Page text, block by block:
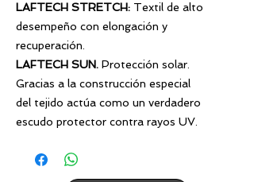
LAFTECH STRETCH: Textil de alto
desempeño con elongación y
recuperación.
LAFTECH SUN. Protección solar.
Gracias a la construcción especial
del tejido actúa como un verdadero
escudo protector contra rayos UV.